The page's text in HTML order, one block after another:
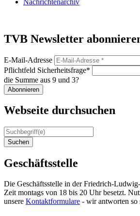
TVB Newsletter
E-Mail-Adresse
Pflichtfeld Sicherheitsfrage*
die Summe aus 9 und 3?
Abonnieren
Webseite durchsuchen
Suchen
Geschäftsstelle
Die Geschäftsstelle in der Friedrich-
Zeit montags von 18 bis 20 Uhr besetzt.
unsere Kontaktformulare - wir antworten so